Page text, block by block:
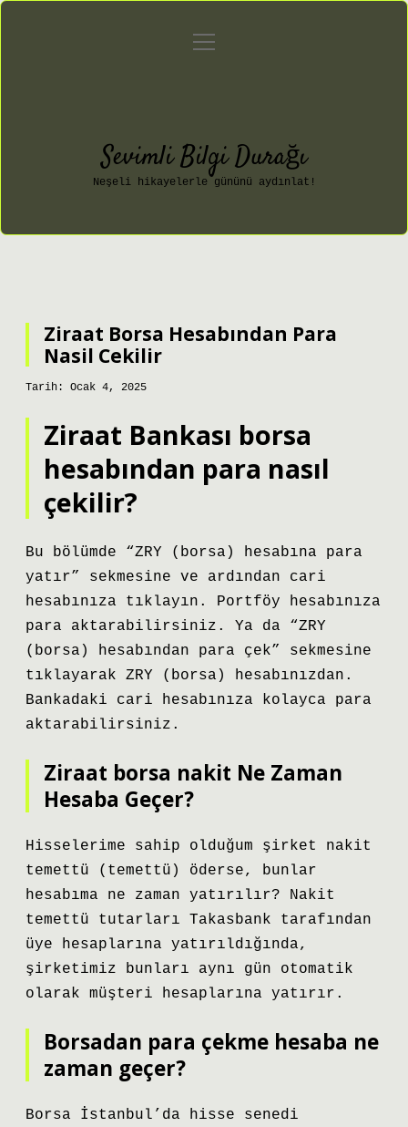
Gizlilik Politikası
menüyü
Sevimli Bilgi Durağı
Neşeli hikayelerle gününü aydınlat!
Ziraat Borsa Hesabından Para
Nasil Cekilir
Tarih: Ocak 4, 2025
Ziraat Bankası borsa
hesabından para nasıl
çekilir?
Bu bölümde “ZRY (borsa) hesabına para
yatır” sekmesine ve ardından cari
hesabınıza tıklayın. Portföy hesabınıza
para aktarabilirsiniz. Ya da “ZRY
(borsa) hesabından para çek” sekmesine
tıklayarak ZRY (borsa) hesabınızdan.
Bankadaki cari hesabınıza kolayca para
aktarabilirsiniz.
Ziraat borsa nakit Ne Zaman
Hesaba Geçer?
Hisselerime sahip olduğum şirket nakit
temettü (temettü) öderse, bunlar
hesabıma ne zaman yatırılır? Nakit
temettü tutarları Takasbank tarafından
üye hesaplarına yatırıldığında,
şirketimiz bunları aynı gün otomatik
olarak müşteri hesaplarına yatırır.
Borsadan para çekme hesaba ne
zaman geçer?
Borsa İstanbul’da hisse senedi